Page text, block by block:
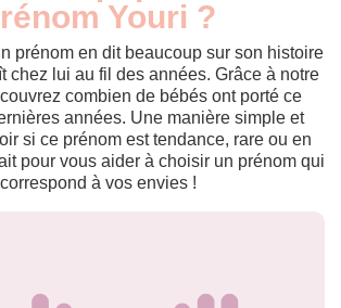
Youri ?
prénom en dit beaucoup sur son histoire
chez lui au fil des années. Grâce à notre
combien de bébés ont porté ce
années. Une manière simple et
si ce prénom est tendance, rare ou en
pour vous aider à choisir un prénom qui
correspond à vos envies !